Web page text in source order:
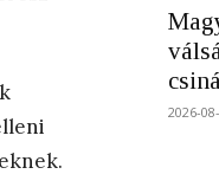
2026-